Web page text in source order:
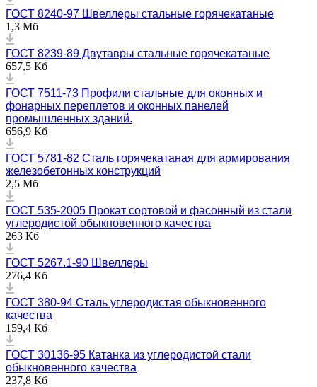
ГОСТ 8240-97 Швеллеры стальные горячекатаные
1,3 Мб
ГОСТ 8239-89 Двутавры стальные горячекатаные
657,5 Кб
ГОСТ 7511-73 Профили стальные для оконных и
фонарных переплетов и оконных панелей
промышленных зданий.
656,9 Кб
ГОСТ 5781-82 Сталь горячекатаная для армирования
железобетонных конструкций
2,5 Мб
ГОСТ 535-2005 Прокат сортовой и фасонный из стали
углеродистой обыкновенного качества
263 Кб
ГОСТ 5267.1-90 Швеллеры
276,4 Кб
ГОСТ 380-94 Сталь углеродистая обыкновенного
качества
159,4 Кб
ГОСТ 30136-95 Катанка из углеродистой стали
обыкновенного качества
237,8 Кб